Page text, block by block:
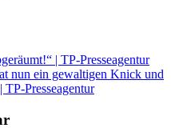
| TP-Presseagentur
nun ein gewaltigen Knick und
TP-Presseagentur